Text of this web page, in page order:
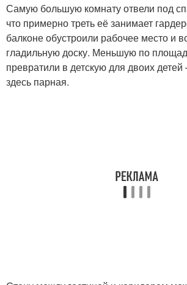
Самую большую комнату отвели под
что примерно треть её занимает
балконе обустроили рабочее место и
гладильную доску. Меньшую по
превратили в детскую для двоих
здесь парная.